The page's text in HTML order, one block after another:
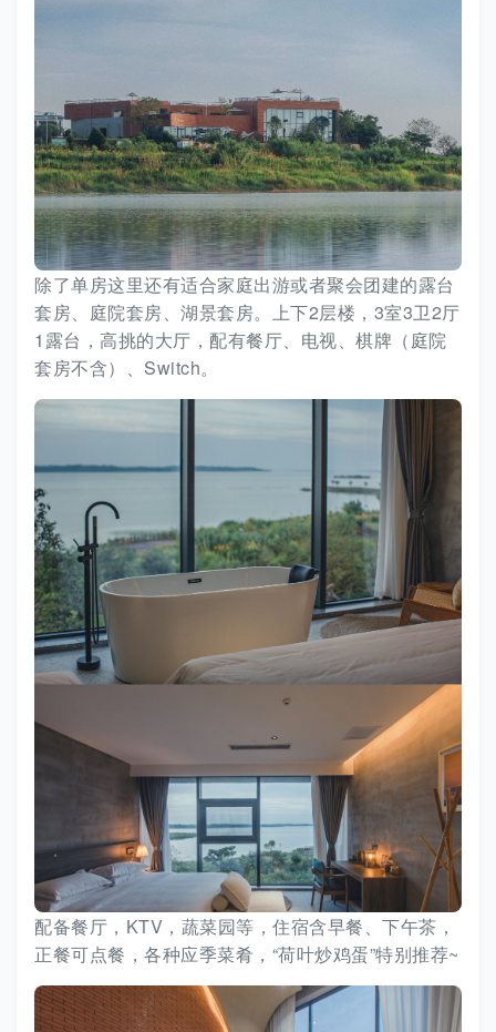
除了单房这里还有适合家庭出游或者聚会团建的露台
套房、庭院套房、湖景套房。上下2层楼，3室3卫2厅
1露台，高挑的大厅，配有餐厅、电视、棋牌（庭院
套房不含）、Switch。
配备餐厅，KTV，蔬菜园等，住宿含早餐、下午茶，
正餐可点餐，各种应季菜肴，“荷叶炒鸡蛋”特别推荐~